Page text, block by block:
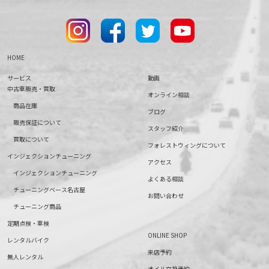
HOME
サービス
中古車販売・買取
商品在庫
販売保証について
買取について
インジェクションチューニング
インジェクションチューニング
チューニングベース名古屋
チューニング商品
定期点検・車検
レンタルバイク
無人レンタル
動画
オンライン相談
ブログ
スタッフ紹介
フォレストウィングについて
アクセス
よくある相談
お問い合わせ
ONLINE SHOP
来店予約